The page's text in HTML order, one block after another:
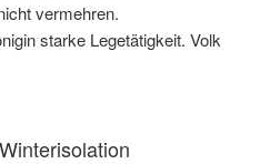
vermehren.
starke Legetätigkeit. Volk